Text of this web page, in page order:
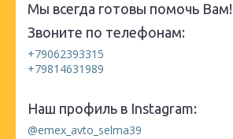
Мы всегда готовы помочь Вам!
Звоните по телефонам:
+79062393315
+79814631989
Наш профиль в Instagram:
@emex_avto_selma39